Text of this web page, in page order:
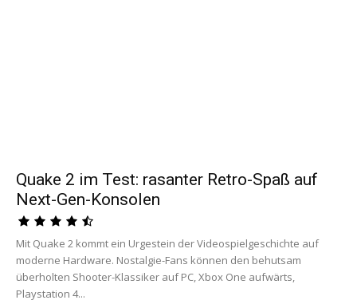
Quake 2 im Test: rasanter Retro-Spaß auf
Next-Gen-Konsolen
Mit Quake 2 kommt ein Urgestein der Videospielgeschichte auf
moderne Hardware. Nostalgie-Fans können den behutsam
überholten Shooter-Klassiker auf PC, Xbox One aufwärts,
Playstation 4...